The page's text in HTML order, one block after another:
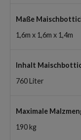
Maße
1,6m x 1,6m x 1,4m
Inhalt
760 Liter
Maximale
190 kg